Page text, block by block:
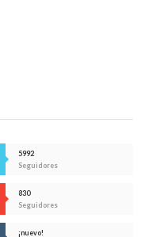
5992
Seguidores
830
Seguidores
¡nuevo!